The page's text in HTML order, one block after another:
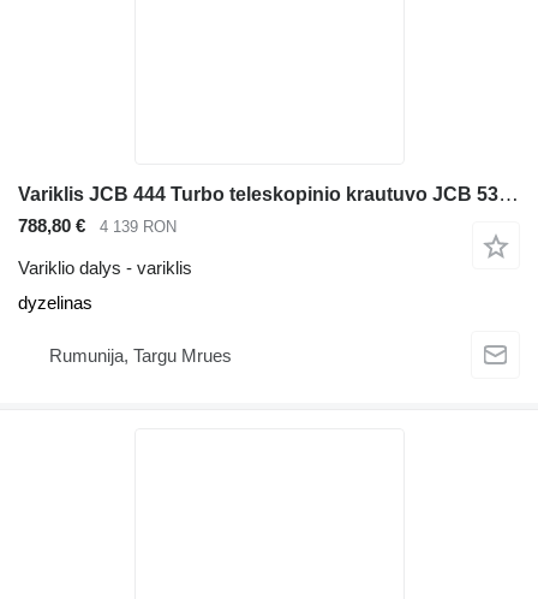
Variklis JCB 444 Turbo teleskopinio krautuvo JCB 531-70 536-70 541-70 540-140
788,80 € 4 139 RON
Variklio dalys - variklis
dyzelinas
Rumunija, Targu Mrues